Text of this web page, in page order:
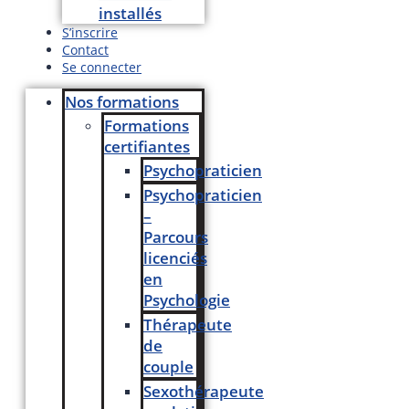
installés
S’inscrire
Contact
Se connecter
Nos formations
Formations
certifiantes
Psychopraticien
Psychopraticien
–
Parcours
licenciés
en
Psychologie
Thérapeute
de
couple
Sexothérapeute